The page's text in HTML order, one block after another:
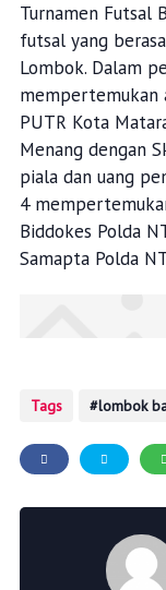
Turnamen Futsal
futsal yang
Lombok. Dalam
mempertemukan
PUTR Kota
Menang dengan
piala dan uang
4
Biddokes Polda
Samapta Polda
Tags lombok